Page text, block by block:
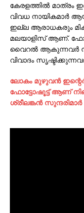
കേരളത്തില്‍
വിവധ നായികമാര്‍
ഇല്ല ആരാധകരും
മലയാളിസ് ആണ്.
വൈറല്‍ ആകുന്നവര്‍
വിവാദം
ലോകം മുഴുവന്‍
ഫോട്ടോഷൂട്ട്‌ ആണ്
ശ്രീലങ്കന്‍